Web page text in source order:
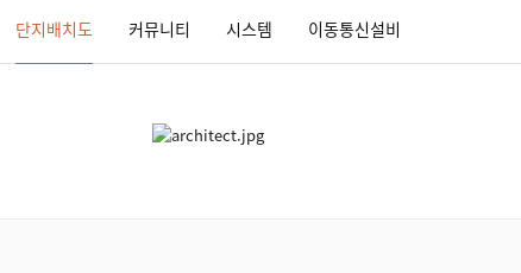
단지배치도 커뮤니티 시스템 이동통신설비